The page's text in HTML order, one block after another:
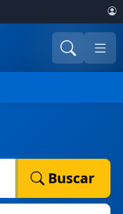
Buscar